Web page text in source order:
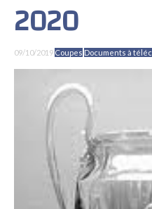
2020
09/10/2019 Coupes Documents à